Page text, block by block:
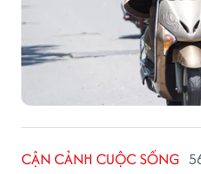
CẬN CẢNH CUỘC SỐNG